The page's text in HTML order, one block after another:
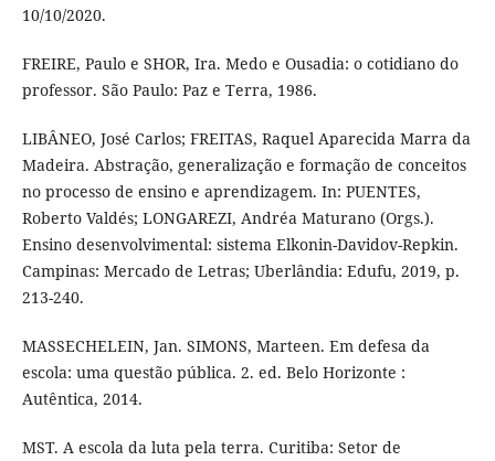
10/10/2020.
FREIRE, Paulo e SHOR, Ira. Medo e Ousadia: o cotidiano do
professor. São Paulo: Paz e Terra, 1986.
LIBÂNEO, José Carlos; FREITAS, Raquel Aparecida Marra da
Madeira. Abstração, generalização e formação de conceitos
no processo de ensino e aprendizagem. In: PUENTES,
Roberto Valdés; LONGAREZI, Andréa Maturano (Orgs.).
Ensino desenvolvimental: sistema Elkonin-Davidov-Repkin.
Campinas: Mercado de Letras; Uberlândia: Edufu, 2019, p.
213-240.
MASSECHELEIN, Jan. SIMONS, Marteen. Em defesa da
escola: uma questão pública. 2. ed. Belo Horizonte :
Autêntica, 2014.
MST. A escola da luta pela terra. Curitiba: Setor de